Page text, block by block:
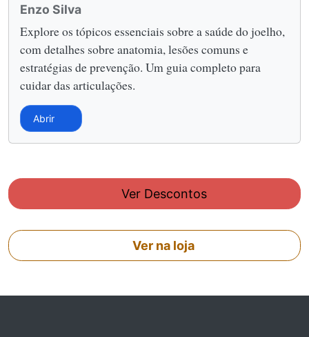
Enzo Silva
Explore os tópicos essenciais sobre a saúde do joelho,
com detalhes sobre anatomia, lesões comuns e
estratégias de prevenção. Um guia completo para
cuidar das articulações.
Abrir
Ver Descontos
Ver na loja